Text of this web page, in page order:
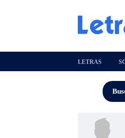
LETRAS